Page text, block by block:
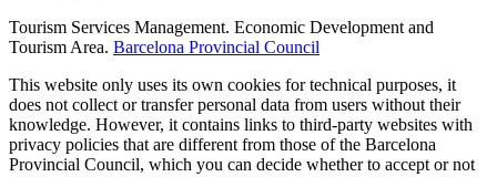
Tourism Services Management. Economic Development and
Tourism Area. Barcelona Provincial Council
This website only uses its own cookies for technical purposes, it
does not collect or transfer personal data from users without their
knowledge. However, it contains links to third-party websites with
privacy policies that are different from those of the Barcelona
Provincial Council, which you can decide whether to accept or not